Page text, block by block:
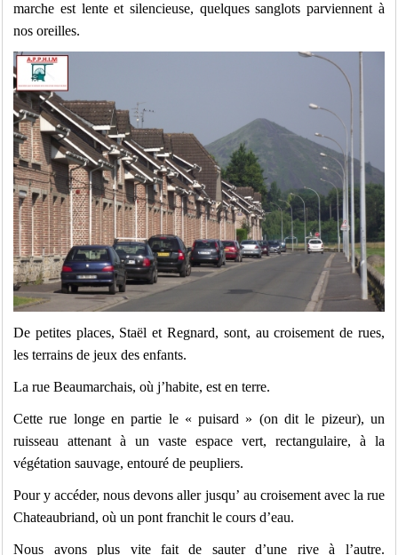
marche est lente et silencieuse, quelques sanglots parviennent à
nos oreilles.
De petites places, Staël et Regnard, sont, au croisement de rues,
les terrains de jeux des enfants.
La rue Beaumarchais, où j’habite, est en terre.
Cette rue longe en partie le « puisard » (on dit le pizeur), un
ruisseau attenant à un vaste espace vert, rectangulaire, à la
végétation sauvage, entouré de peupliers.
Pour y accéder, nous devons aller jusqu’ au croisement avec la rue
Chateaubriand, où un pont franchit le cours d’eau.
Nous avons plus vite fait de sauter d’une rive à l’autre.